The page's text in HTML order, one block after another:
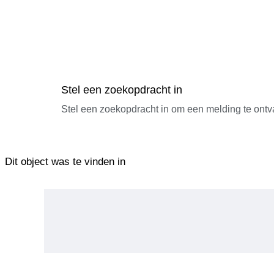
Stel een zoekopdracht in
Stel een zoekopdracht in om een melding te
Dit object was te vinden in